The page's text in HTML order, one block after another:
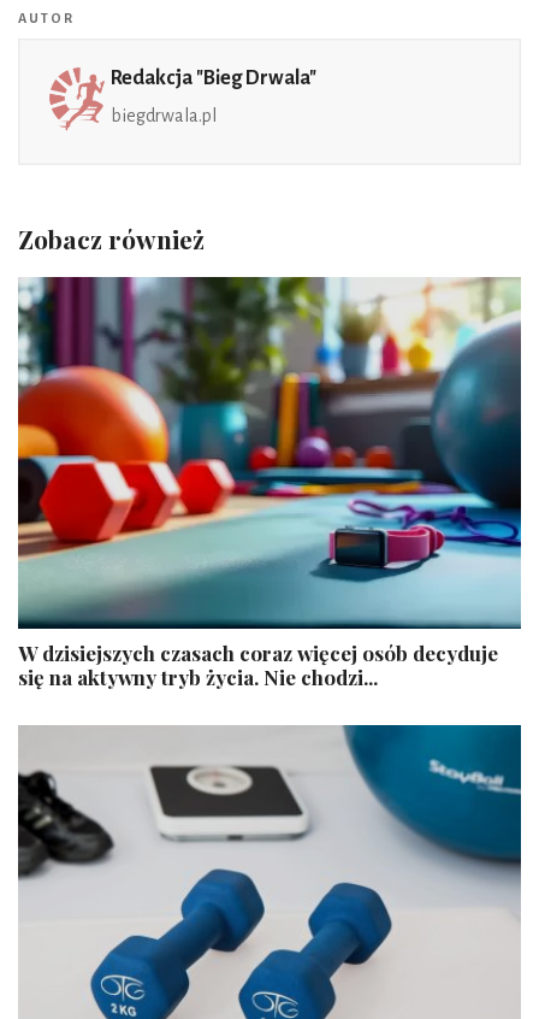
AUTOR
Redakcja "Bieg Drwala"
biegdrwala.pl
Zobacz również
W dzisiejszych czasach coraz więcej osób decyduje
się na aktywny tryb życia. Nie chodzi...